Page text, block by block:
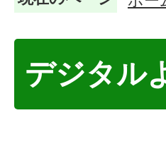
デジタル